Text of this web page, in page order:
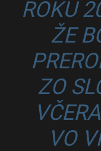
ROKU
ŽE
ZO
VO